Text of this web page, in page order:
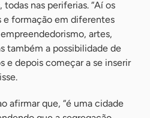
nas periferias. “Aí os
e formação em diferentes
artes,
também a possibilidade de
e depois começar a se inserir
afirmar que, “é uma cidade